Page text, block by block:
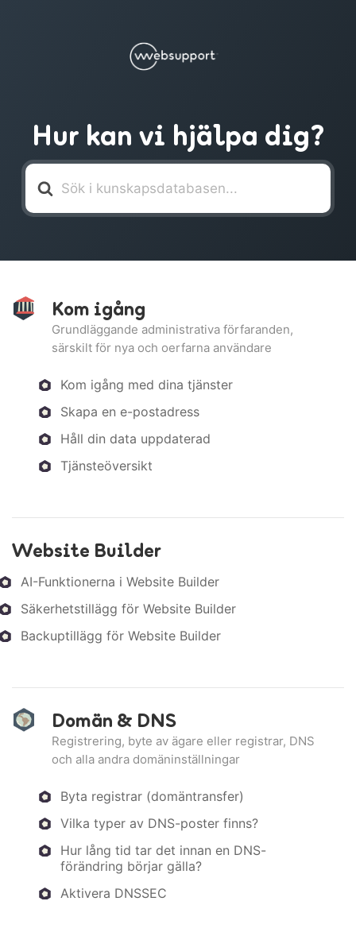
Hur kan vi hjälpa dig?
Söker
efter
Kom igång
Grundläggande administrativa förfaranden,
särskilt för nya och oerfarna användare
Kom igång med dina tjänster
Skapa en e-postadress
Håll din data uppdaterad
Tjänsteöversikt
Website Builder
AI-Funktionerna i Website Builder
Säkerhetstillägg för Website Builder
Backuptillägg för Website Builder
Domän & DNS
Registrering, byte av ägare eller registrar, DNS
och alla andra domäninställningar
Byta registrar (domäntransfer)
Vilka typer av DNS-poster finns?
Hur lång tid tar det innan en DNS-
förändring börjar gälla?
Aktivera DNSSEC